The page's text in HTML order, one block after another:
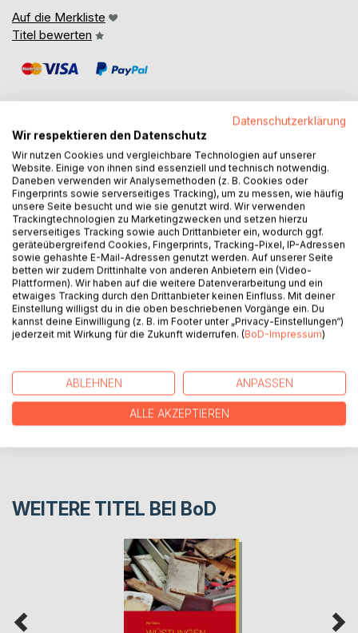
Auf die Merkliste
Titel bewerten
BESCHREIBUNG
Der Band 14 der Werke von Rolf Stolz LICHTHÖRER enthält
Kurze Prosa, Essays zu Literatur und Kunst sowie neue und
ältere Gedichte aus den Jahren 1969 bis 1976 und 2017 bis
2019. Das Vorwort stammt von dem Kölner Schriftsteller
Rolf Polander.
AUTOR/IN
REZENSIONEN
WEITERE TITEL BEI BoD
Datenschutzerklärung
Wir respektieren den Datenschutz
Wir nutzen Cookies und vergleichbare Technologien auf unserer
Website. Einige von ihnen sind essenziell und technisch notwendig.
Daneben verwenden wir Analysemethoden (z. B. Cookies oder
Fingerprints sowie serverseitiges Tracking), um zu messen, wie häufig
unsere Seite besucht und wie sie genutzt wird. Wir verwenden
Trackingtechnologien zu Marketingzwecken und setzen hierzu
serverseitiges Tracking sowie auch Drittanbieter ein, wodurch ggf.
geräteübergreifend Cookies, Fingerprints, Tracking-Pixel, IP-Adressen
sowie gehashte E-Mail-Adressen genutzt werden. Auf unserer Seite
betten wir zudem Drittinhalte von anderen Anbietern ein (Video-
Plattformen). Wir haben auf die weitere Datenverarbeitung und ein
etwaiges Tracking durch den Drittanbieter keinen Einfluss. Mit deiner
Einstellung willigst du in die oben beschriebenen Vorgänge ein. Du
kannst deine Einwilligung (z. B. im Footer unter „Privacy-Einstellungen“)
jederzeit mit Wirkung für die Zukunft widerrufen. (BoD-Impressum)
ABLEHNEN ANPASSEN
ALLE AKZEPTIEREN